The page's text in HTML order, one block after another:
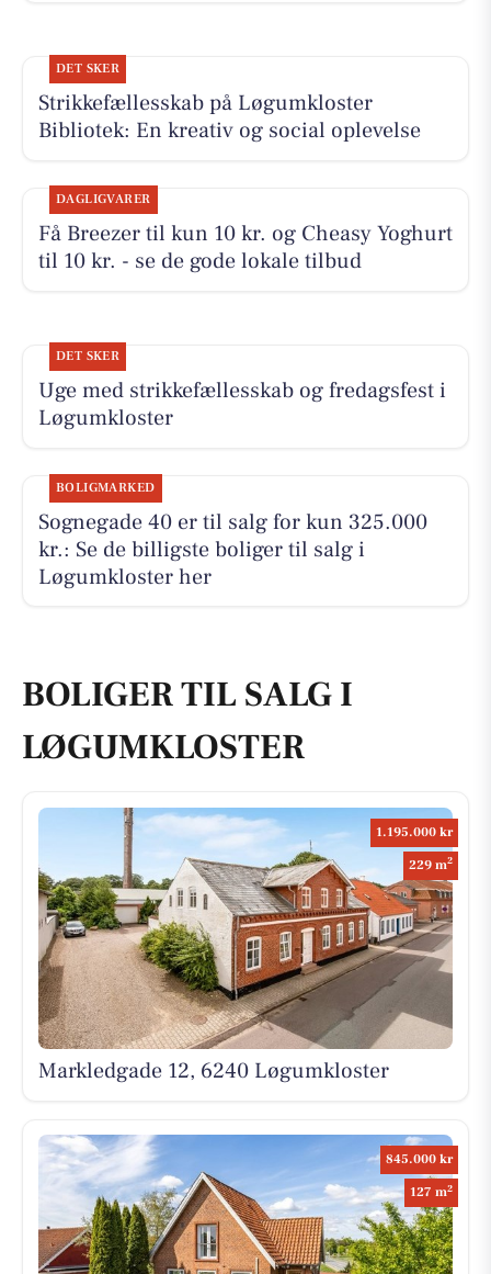
DET SKER
Strikkefællesskab på Løgumkloster
Bibliotek: En kreativ og social oplevelse
DAGLIGVARER
Få Breezer til kun 10 kr. og Cheasy Yoghurt
til 10 kr. - se de gode lokale tilbud
DET SKER
Uge med strikkefællesskab og fredagsfest i
Løgumkloster
BOLIGMARKED
Sognegade 40 er til salg for kun 325.000
kr.: Se de billigste boliger til salg i
Løgumkloster her
BOLIGER TIL SALG I
LØGUMKLOSTER
1.195.000 kr
229 m2
Markledgade 12, 6240 Løgumkloster
845.000 kr
127 m2